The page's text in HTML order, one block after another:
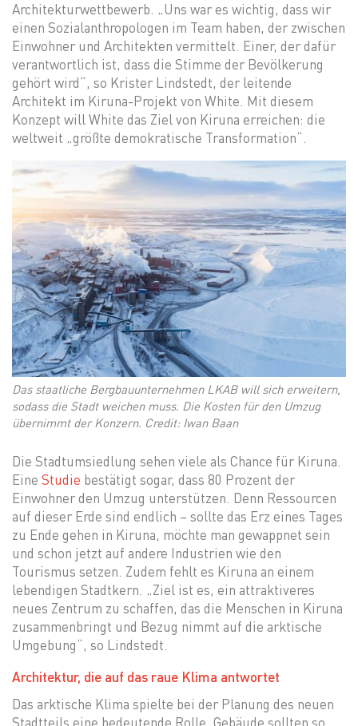
Architekturwettbewerb. „Uns war es wichtig, dass wir
einen Sozialanthropologen im Team haben, der zwischen
Einwohner und Architekten vermittelt. Einer, der dafür
verantwortlich ist, dass die Stimme der Bevölkerung
gehört wird“, so Krister Lindstedt, der leitende
Architekt im Kiruna-Projekt von White. Mit diesem
Konzept will White das Ziel von Kiruna erreichen: die
weltweit „größte demokratische Transformation“.
Das staatliche Bergbauunternehmen LKAB will sich erweitern,
sodass die Stadt weichen muss. Die Kosten für den Umzug
übernimmt der Konzern. Credit: Iwan Baan
Die Stadtumsiedlung sehen viele als Chance für Kiruna.
Eine Studie bestätigt sogar, dass 80 Prozent der
Einwohner den Umzug unterstützen. Denn Ressourcen
auf dieser Erde sind endlich – sollte das Erz eines Tages
zu Ende gehen in Kiruna, möchte man gewappnet sein
und schon jetzt auf andere Industrien wie den
Tourismus setzen. Zudem fehlt es Kiruna an einem
lebendigen Stadtkern. „Ziel ist es, ein attraktiveres
neues Zentrum zu schaffen, das die Menschen in Kiruna
zusammenbringt und Bezug nimmt auf die arktische
Umgebung“, so Lindstedt.
Architektur, die auf das raue Klima antwortet
Das arktische Klima spielte bei der Planung des neuen
Stadtteils eine bedeutende Rolle. Gebäude sollten so